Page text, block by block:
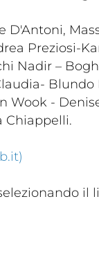
D'Antoni,
Preziosi-
Nadir –
Blundo
Chiappelli.